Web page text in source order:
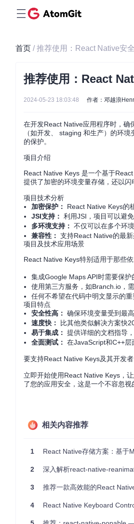
首页 / 推荐使用：React Native安
推荐使用：React
2024-05-23 18:03:48 作者：邓越浪
在开发React Native应用程序时，确
（如开发、 staging 和生产）的环
的保护。
项目介绍
React Native Keys 是一个基于
提供了加密的环境变量存储，还以
项目技术分析
加密保护：
React Native Keys的
JSI支持： 利用JSI，项目可以避
多环境支持： 不仅可以在多个环
兼容性： 支持React Native的最
项目及技术应用场景
React Native Keys特别适用于那些
集成Google Maps API时需要保护
使用第三方服务，如Branch.io，
任何不希望在代码中明文显示的
项目特点
安全性高： 确保环境变量受到最
速度快：
比其他类似解决方案快
易于集成： 提供详细的文档指导
全面测试： 在JavaScript和C++层
要支持React Native Keys及其开发
立即开始使用React Native Keys，
了您的应用安全，这是一个不容忽视
相关内容推荐
1 React Native存储方案：基于
2 深入解析react-native-
3 推荐一款高效能的React Native
4 React Native Keyboard